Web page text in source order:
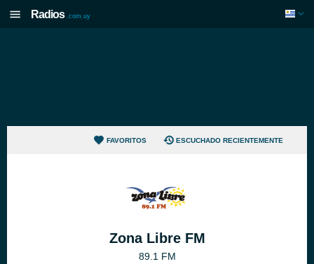
Radios .com.uy
FAVORITOS ESCUCHADO RECIENTEMENTE
Zona Libre FM
89.1 FM